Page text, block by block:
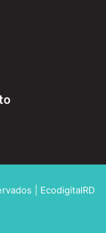
| EcodigitalRD